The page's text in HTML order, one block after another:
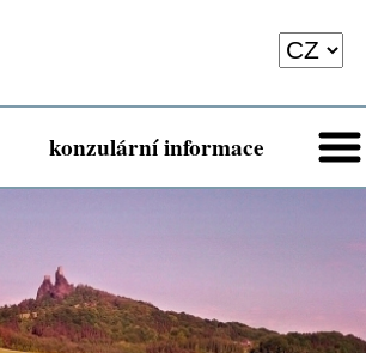
konzulární informace